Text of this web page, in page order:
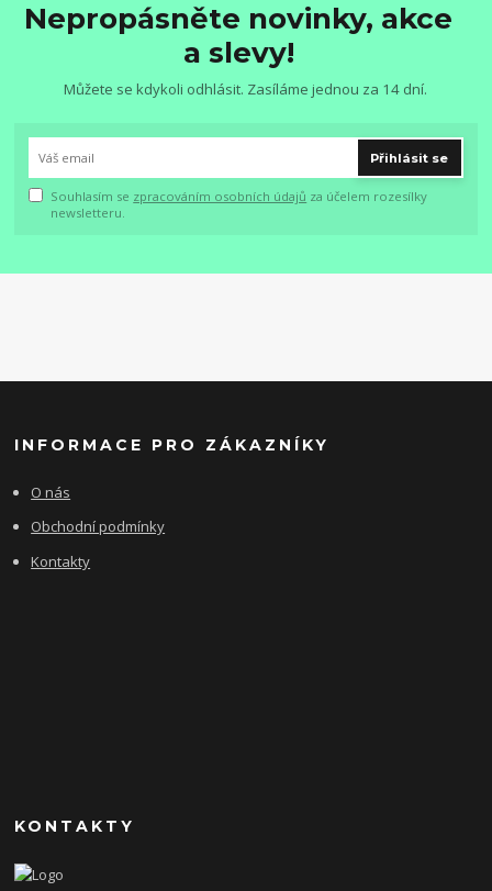
Nepropásněte novinky, akce
a slevy!
Můžete se kdykoli odhlásit. Zasíláme jednou za 14 dní.
Přihlásit se
Souhlasím se zpracováním osobních údajů za účelem rozesílky
newsletteru.
INFORMACE PRO ZÁKAZNÍKY
O nás
Obchodní podmínky
Kontakty
KONTAKTY